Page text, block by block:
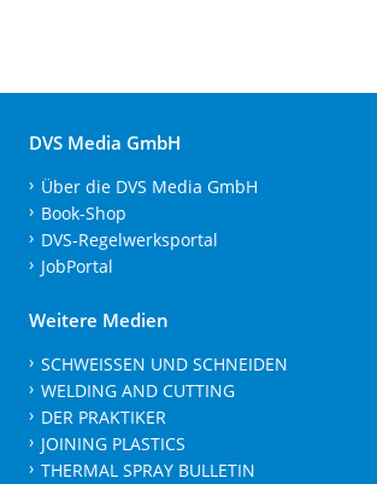
DVS Media GmbH
Über die DVS Media GmbH
Book-Shop
DVS-Regelwerksportal
JobPortal
Weitere Medien
SCHWEISSEN UND SCHNEIDEN
WELDING AND CUTTING
DER PRAKTIKER
JOINING PLASTICS
THERMAL SPRAY BULLETIN